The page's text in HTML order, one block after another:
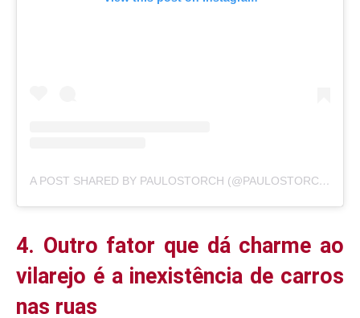
A POST SHARED BY PAULOSTORCH (@PAULOSTORCH)
4. Outro fator que dá charme ao
vilarejo é a inexistência de carros
nas ruas